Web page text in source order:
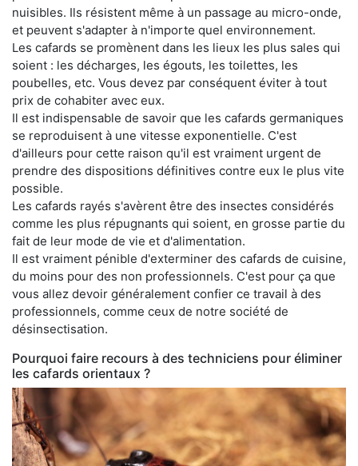
nuisibles. Ils résistent même à un passage au micro-onde,
et peuvent s'adapter à n'importe quel environnement.
Les cafards se promènent dans les lieux les plus sales qui
soient : les décharges, les égouts, les toilettes, les
poubelles, etc. Vous devez par conséquent éviter à tout
prix de cohabiter avec eux.
Il est indispensable de savoir que les cafards germaniques
se reproduisent à une vitesse exponentielle. C'est
d'ailleurs pour cette raison qu'il est vraiment urgent de
prendre des dispositions définitives contre eux le plus vite
possible.
Les cafards rayés s'avèrent être des insectes considérés
comme les plus répugnants qui soient, en grosse partie du
fait de leur mode de vie et d'alimentation.
Il est vraiment pénible d'exterminer des cafards de cuisine,
du moins pour des non professionnels. C'est pour ça que
vous allez devoir généralement confier ce travail à des
professionnels, comme ceux de notre société de
désinsectisation.
Pourquoi faire recours à des techniciens pour éliminer
les cafards orientaux ?